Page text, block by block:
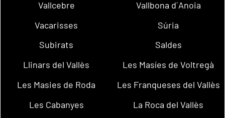
Vallcebre
Vallbona d´Anoia
Vacarisses
Súria
Subirats
Saldes
Llinars del Vallès
Les Masíes de Voltregà
Les Masies de Roda
Les Franqueses del Vallès
Les Cabanyes
La Roca del Vallès